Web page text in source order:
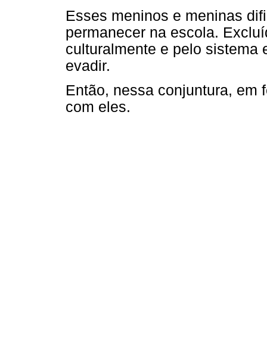
Esses meninos e meninas
permanecer na escola.
culturalmente e pelo sistema
evadir.
Então, nessa conjuntura, em
com eles.